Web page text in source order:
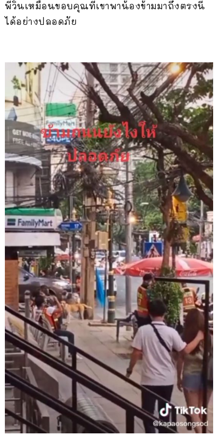
พี่วินเหมือนขอบคุณที่เขาพาน้องข้ามมาถึงตรงนี้
ได้อย่างปลอดภัย